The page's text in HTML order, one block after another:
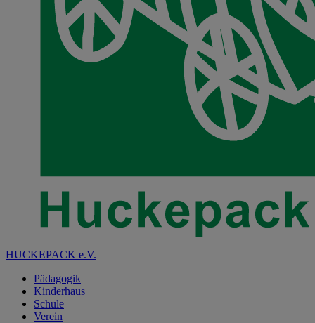
HUCKEPACK e.V.
Pädagogik
Kinderhaus
Schule
Verein